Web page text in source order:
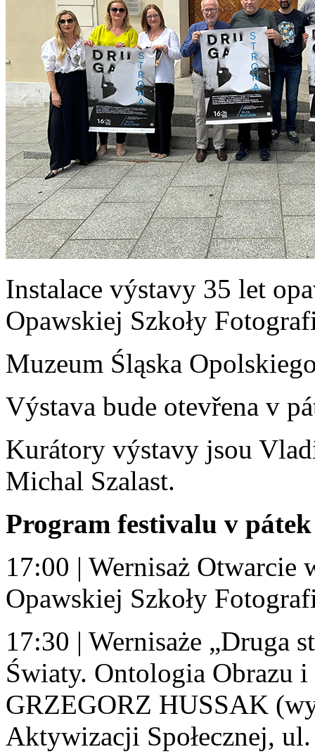
Instalace výstavy 35 let
Opawskiej Szkoły
Muzeum Śląska
Výstava bude otevřena v
Kurátory výstavy jsou
Michal Szalast.
Program festivalu v
17:00 | Wernisaż Otwarcie
Opawskiej Szkoły
17:30 | Wernisaże „Druga
Światy. Ontologia Obrazu
GRZEGORZ HUSSAK
Aktywizacji Społecznej,